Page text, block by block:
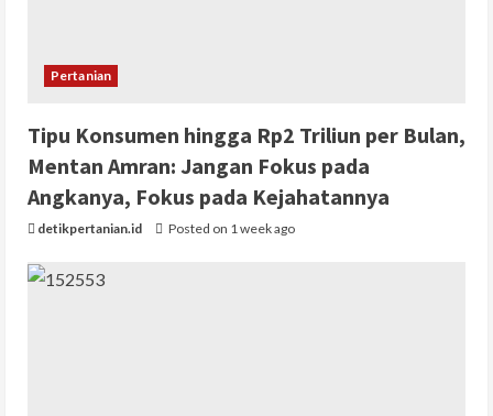
Pertanian
Tipu Konsumen hingga Rp2 Triliun per Bulan,
Mentan Amran: Jangan Fokus pada
Angkanya, Fokus pada Kejahatannya
detikpertanian.id Posted on 1 week ago